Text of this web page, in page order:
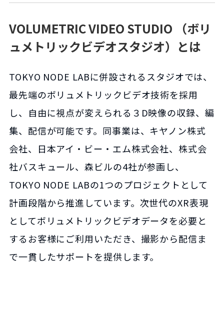
VOLUMETRIC VIDEO STUDIO （ボリ
ュメトリックビデオスタジオ）とは
TOKYO NODE LABに併設されるスタジオでは、
最先端のボリュメトリックビデオ技術を採用
し、自由に視点が変えられる３D映像の収録、編
集、配信が可能です。同事業は、キヤノン株式
会社、日本アイ・ビー・エム株式会社、株式会
社バスキュール、森ビルの4社が参画し、
TOKYO NODE LABの1つのプロジェクトとして
計画段階から推進しています。次世代のXR表現
としてボリュメトリックビデオデータを必要と
するお客様にご利用いただき、撮影から配信ま
で一貫したサポートを提供します。